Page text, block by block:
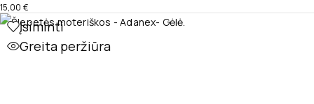
15,00 €
Įsiminti
Greita peržiūra